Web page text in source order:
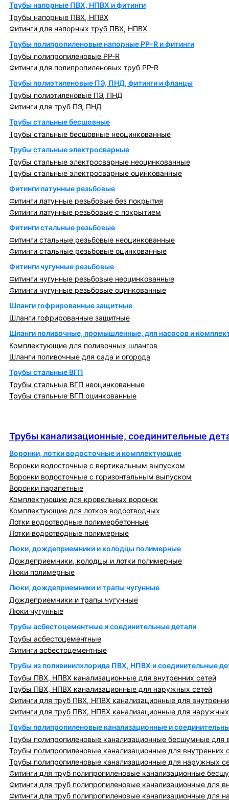
Трубы напорные ПВХ, НПВХ и фитинги
Трубы напорные ПВХ, НПВХ
Фитинги для напорных труб ПВХ, НПВХ
Трубы полипропиленовые напорные PP-R и фитинги
Трубы полипропиленовые PP-R
Фитинги для полипропиленовых труб PP-R
Трубы полиэтиленовые ПЭ, ПНД, фитинги и фланцы
Трубы полиэтиленовые ПЭ, ПНД
Фитинги для труб ПЭ, ПНД
Трубы стальные бесшовные
Трубы стальные бесшовные неоцинкованные
Трубы стальные электросварные
Трубы стальные электросварные неоцинкованные
Трубы стальные электросварные оцинкованные
Фитинги латунные резьбовые
Фитинги латунные резьбовые без покрытия
Фитинги латунные резьбовые с покрытием
Фитинги стальные резьбовые
Фитинги стальные резьбовые неоцинкованные
Фитинги стальные резьбовые оцинкованные
Фитинги чугунные резьбовые
Фитинги чугунные резьбовые неоцинкованные
Фитинги чугунные резьбовые оцинкованные
Шланги гофрированные защитные
Шланги гофрированные защитные
Шланги поливочные, промышленные, для насосов и
Комплектующие для поливочных шлангов
Шланги поливочные для сада и огорода
Трубы стальные ВГП
Трубы стальные ВГП неоцинкованные
Трубы стальные ВГП оцинкованные
Трубы канализационные, соединительные
Воронки, лотки водосточные и комплектующие
Воронки водосточные с вертикальным выпуском
Воронки водосточные с горизонтальным выпуском
Воронки парапетные
Комплектующие для кровельных воронок
Комплектующие для лотков водоотводных
Лотки водоотводные полимербетонные
Лотки водоотводные полимерные
Люки, дождеприемники и колодцы полимерные
Дождеприемники, колодцы и лотки полимерные
Люки полимерные
Люки, дождеприемники и трапы чугунные
Дождеприемники и трапы чугунные
Люки чугунные
Трубы асбестоцементные и соединительные детали
Трубы асбестоцементные
Фитинги асбестоцементные
Трубы из поливинилхлорида ПВХ, НПВХ и соединительные
Трубы ПВХ, НПВХ канализационные для внутренних сетей
Трубы ПВХ, НПВХ канализационные для наружных сетей
Фитинги для труб ПВХ, НПВХ канализационные для
Фитинги для труб ПВХ, НПВХ канализационные для
Трубы полипропиленовые канализационные и
Трубы полипропиленовые канализационные бесшумные для
Трубы полипропиленовые канализационные для внутренних
Трубы полипропиленовые канализационные для наружных
Фитинги для труб полипропиленовые канализационные
Фитинги для труб полипропиленовые канализационные для
Фитинги для труб полипропиленовые канализационные для